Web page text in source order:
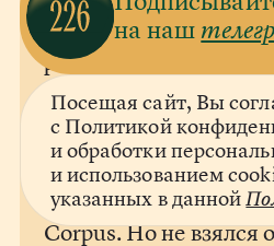
Петсона и Финдуса и
Нурдквиста
рассказывает, что
рассматривали и в
«Иностранка», она
самой Варваре
будущему главному
великого взрослого
Corpus. Но не взялся
на наш
Посещая сайт, Вы
с Политикой
и обработки
и использованием
указанных в данной